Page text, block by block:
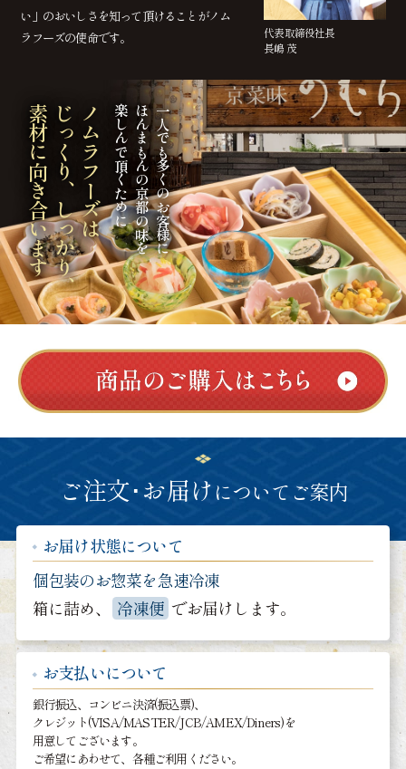
い」のおいしさを知って頂けることがノム
ラフーズの使命です。
代表取締役社長
長嶋 茂
一人でも多くのお客様に
ほんまもんの京都の味を
楽しんで頂くために
ノムラフーズは
じっくり、しっかり、
素材に向き合います
ご注文･お届けについてご案内
お届け状態について
個包装のお惣菜を急速冷凍
箱に詰め、
冷凍便 でお届けします。
お支払いについて
銀行振込、コンビニ決済(振込票)、
クレジット(VISA/MASTER/JCB/AMEX/Diners)を
用意してございます。
ご希望にあわせて、各種ご利用ください。